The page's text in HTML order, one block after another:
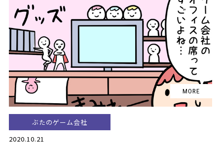
ぶたのゲーム会社
2020.10.21